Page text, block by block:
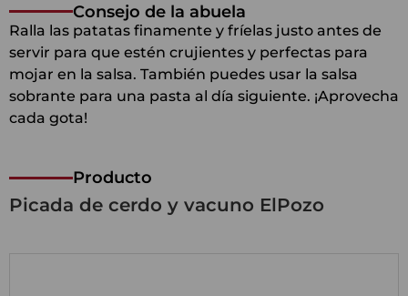
Consejo de la abuela
Ralla las patatas finamente y fríelas justo antes de
servir para que estén crujientes y perfectas para
mojar en la salsa. También puedes usar la salsa
sobrante para una pasta al día siguiente. ¡Aprovecha
cada gota!
Producto
Picada de cerdo y vacuno ElPozo